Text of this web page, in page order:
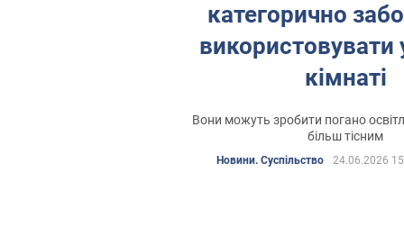
категорично
використовувати
кімнаті
Вони можуть зробити погано
більш тісним
Новини. Суспільство 24.06.2026